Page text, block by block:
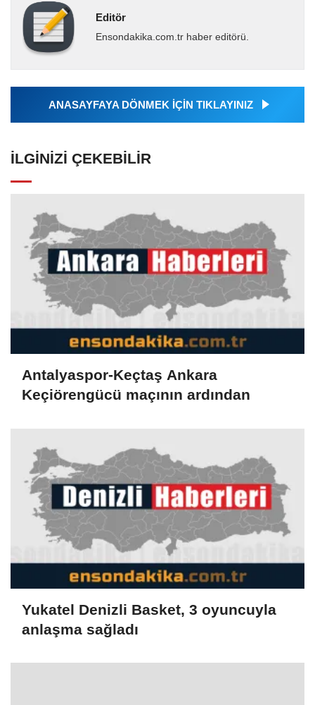
Editör
Ensondakika.com.tr haber editörü.
ANASAYFAYA DÖNMEK İÇİN TIKLAYINIZ
İLGINIZI ÇEKEBILIR
Antalyaspor-Keçtaş Ankara
Keçiörengücü maçının ardından
Yukatel Denizli Basket, 3 oyuncuyla
anlaşma sağladı